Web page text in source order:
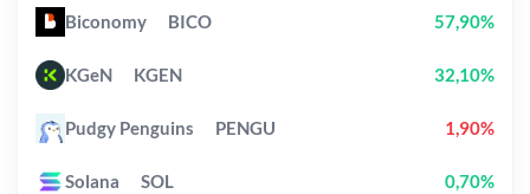
Biconomy BICO 57,90%
KGeN KGEN 32,10%
Pudgy Penguins PENGU 1,90%
Solana SOL 0,70%